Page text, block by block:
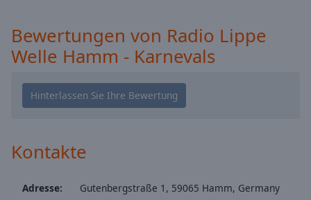
Area
Background
Color
Opacity
Size
Bewertungen von Radio Lippe
Welle Hamm - Karnevals
Kontakte
Adresse:
Gutenbergstraße 1, 59065 Hamm, Germany